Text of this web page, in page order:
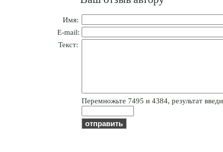
Имя:
E-mail:
Текст:
Пepeмнoжьтe 7495 и 4384, результат